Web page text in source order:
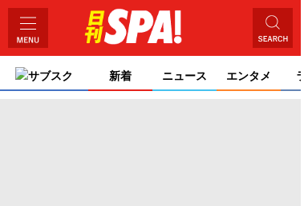
サブスク 新着 ニュース エンタメ